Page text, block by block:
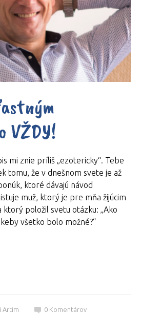
VŽDY!
mi znie príliš „ezotericky“. Tebe
tomu, že v dnešnom svete je až
ktoré dávajú návod
muž, ktorý je pre mňa žijúcim
ktorý položil svetu otázku: „Ako
všetko bolo možné?“
Artim 0 Komentárov